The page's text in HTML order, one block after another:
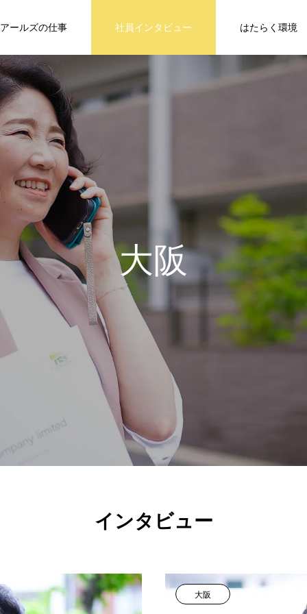
ールズの仕事 社員インタビュー はたらく環境
大阪
インタビュー
大阪